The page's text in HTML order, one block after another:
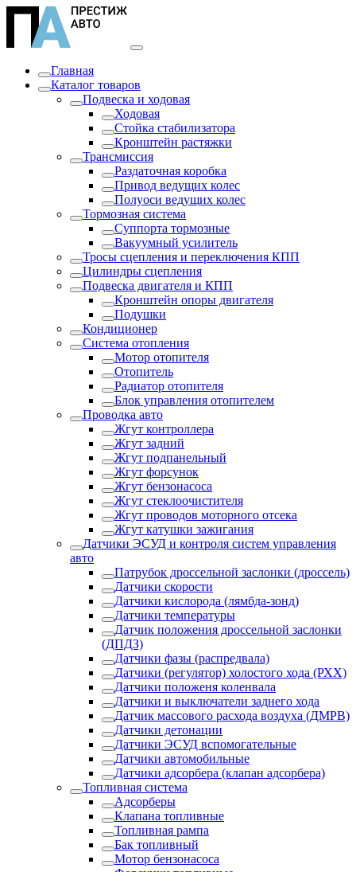
Главная
Каталог товаров
Подвеска и ходовая
Ходовая
Стойка стабилизатора
Кронштейн растяжки
Трансмиссия
Раздаточная коробка
Привод ведущих колес
Полуоси ведущих колес
Тормозная система
Суппорта тормозные
Вакуумный усилитель
Тросы сцепления и переключения КПП
Цилиндры сцепления
Подвеска двигателя и КПП
Кронштейн опоры двигателя
Подушки
Кондиционер
Система отопления
Мотор отопителя
Отопитель
Радиатор отопителя
Блок управления отопителем
Проводка авто
Жгут контроллера
Жгут задний
Жгут подпанельный
Жгут форсунок
Жгут бензонасоса
Жгут стеклоочистителя
Жгут проводов моторного отсека
Жгут катушки зажигания
Датчики ЭСУД и контроля систем управления
авто
Патрубок дроссельной заслонки (дроссель)
Датчики скорости
Датчики кислорода (лямбда-зонд)
Датчики температуры
Датчик положения дроссельной заслонки
(ДПДЗ)
Датчики фазы (распредвала)
Датчики (регулятор) холостого хода (РХХ)
Датчики положеня коленвала
Датчики и выключатели заднего хода
Датчик массового расхода воздуха (ДМРВ)
Датчики детонации
Датчики ЭСУД вспомогательные
Датчики автомобильные
Датчики адсорбера (клапан адсорбера)
Топливная система
Адсорберы
Клапана топливные
Топливная рампа
Бак топливный
Мотор бензонасоса